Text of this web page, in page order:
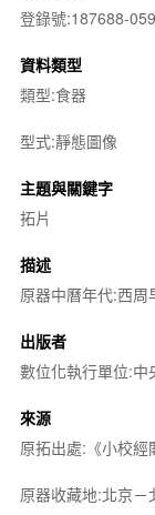
登錄號:187688-
資料類型
類型:食器
型式:靜態圖像
主題與關鍵字
拓片
描述
原器中曆年代:西周
出版者
數位化執行單位:中
來源
原拓出處:《小校經
原器收藏地:北京－